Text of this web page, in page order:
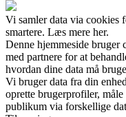
Vi samler data via cookies
smartere. Læs mere her.
Denne hjemmeside bruger
med partnere for at
hvordan dine data må
Vi bruger data fra din
oprette brugerprofiler,
publikum via forskellige